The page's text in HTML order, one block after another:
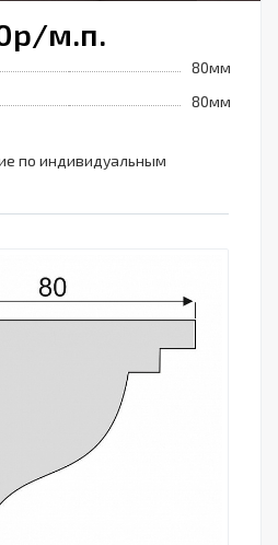
р/м.п.
80мм
80мм
по индивидуальным